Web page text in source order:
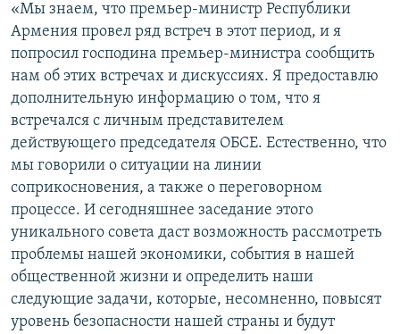
«Мы знаем, что премьер-министр Республики
Армения провел ряд встреч в этот период, и я
попросил господина премьер-министра сообщить
нам об этих встречах и дискуссиях. Я предоставлю
дополнительную информацию о том, что я
встречался с личным представителем
действующего председателя ОБСЕ. Естественно, что
мы говорили о ситуации на линии
соприкосновения, а также о переговорном
процессе. И сегодняшнее заседание этого
уникального совета даст возможность рассмотреть
проблемы нашей экономики, события в нашей
общественной жизни и определить наши
следующие задачи, которые, несомненно, повысят
уровень безопасности нашей страны и будут